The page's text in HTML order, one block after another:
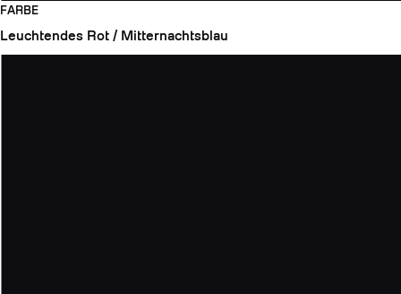
FARBE
Leuchtendes Rot / Mitternachtsblau